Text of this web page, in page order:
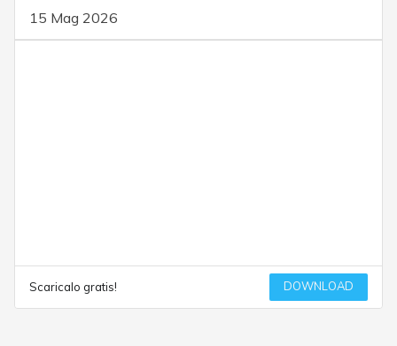
15 Mag 2026
Scaricalo gratis! DOWNLOAD